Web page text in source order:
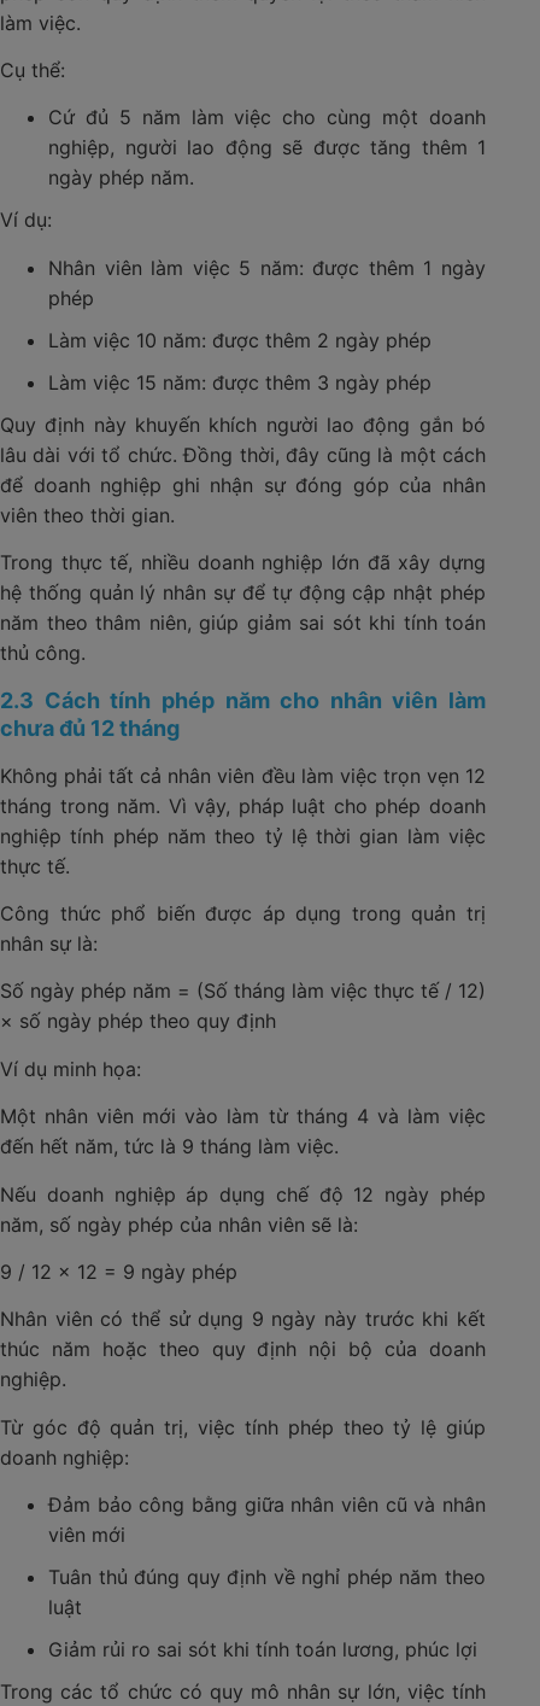
làm việc.
Cụ thể:
Cứ đủ 5 năm làm việc cho cùng một doanh
nghiệp, người lao động sẽ được tăng thêm 1
ngày phép năm.
Ví dụ:
Nhân viên làm việc 5 năm: được thêm 1 ngày
phép
Làm việc 10 năm: được thêm 2 ngày phép
Làm việc 15 năm: được thêm 3 ngày phép
Quy định này khuyến khích người lao động gắn bó
lâu dài với tổ chức. Đồng thời, đây cũng là một cách
để doanh nghiệp ghi nhận sự đóng góp của nhân
viên theo thời gian.
Trong thực tế, nhiều doanh nghiệp lớn đã xây dựng
hệ thống quản lý nhân sự để tự động cập nhật phép
năm theo thâm niên, giúp giảm sai sót khi tính toán
thủ công.
2.3 Cách tính phép năm cho nhân viên làm
chưa đủ 12 tháng
Không phải tất cả nhân viên đều làm việc trọn vẹn 12
tháng trong năm. Vì vậy, pháp luật cho phép doanh
nghiệp tính phép năm theo tỷ lệ thời gian làm việc
thực tế.
Công thức phổ biến được áp dụng trong quản trị
nhân sự là:
Số ngày phép năm = (Số tháng làm việc thực tế / 12)
× số ngày phép theo quy định
Ví dụ minh họa:
Một nhân viên mới vào làm từ tháng 4 và làm việc
đến hết năm, tức là 9 tháng làm việc.
Nếu doanh nghiệp áp dụng chế độ 12 ngày phép
năm, số ngày phép của nhân viên sẽ là:
9 / 12 × 12 = 9 ngày phép
Nhân viên có thể sử dụng 9 ngày này trước khi kết
thúc năm hoặc theo quy định nội bộ của doanh
nghiệp.
Từ góc độ quản trị, việc tính phép theo tỷ lệ giúp
doanh nghiệp:
Đảm bảo công bằng giữa nhân viên cũ và nhân
viên mới
Tuân thủ đúng quy định về nghỉ phép năm theo
luật
Giảm rủi ro sai sót khi tính toán lương, phúc lợi
Trong các tổ chức có quy mô nhân sự lớn, việc tính